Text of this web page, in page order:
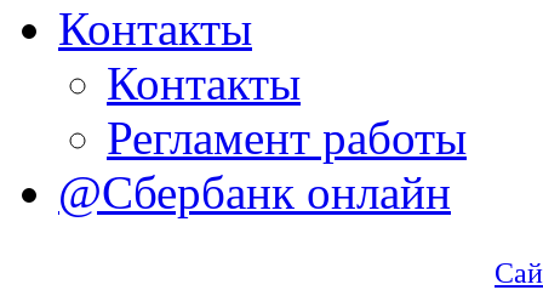
Контакты
Контакты
Регламент работы
@Сбербанк онлайн